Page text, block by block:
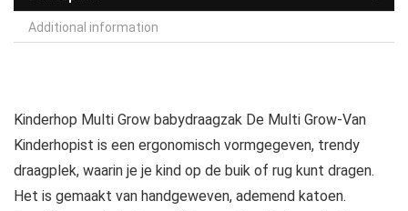
Additional information
Kinderhop Multi Grow babydraagzak De Multi Grow-Van
Kinderhopist is een ergonomisch vormgegeven, trendy
draagplek, waarin je je kind op de buik of rug kunt dragen.
Het is gemaakt van handgeweven, ademend katoen.